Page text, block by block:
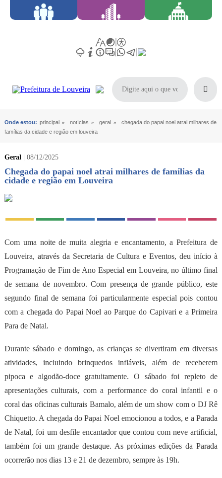
Onde estou: principal » notícias » geral »
chegada do papai noel atrai milhares de
famílias da cidade e região em louveira
Geral| 08/12/2025
Chegada do papai noel atrai milhares de famílias da
cidade e região em Louveira
Com uma noite de muita alegria e encantamento, a Prefeitura de
Louveira, através da Secretaria de Cultura e Eventos, deu início à
Programação de Fim de Ano Especial em Louveira, no último final
de semana de novembro. Com presença de grande público, este
segundo final de semana foi particularmente especial pois contou
com a chegada do Papai Noel ao Parque do Capivari e a Primeira
Para de Natal.
Durante sábado e domingo, as crianças se divertiram em diversas
atividades, incluindo brinquedos infláveis, além de receberem
pipoca e algodão-doce gratuitamente. O sábado foi repleto de
apresentações culturais, com a performance do coral infantil e o
coral das oficinas culturais Bamalo, além de um show com o DJ Rê
Chiquetto. A chegada do Papai Noel emocionou a todos, e a Parada
de Natal, foi um desfile encantador que contou com neve artificial,
também foi um grande destaque. As próximas edições da Parada
ocorrerão nos dias 13 e 21 de dezembro, sempre às 19h.